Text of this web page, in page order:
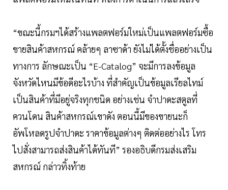
“ขณะนี้กรมฯได้สร้างแพลตฟอร์มใหม่เป็นแพลตฟอร์มซื้อ
ขายสินค้าสหกรณ์ คล้ายๆ ลาซาด้า ยังไม่ได้ตั้งชื่ออย่างเป็น
ทางการ ลักษณะเป็น “E-Catalog” จะมีการลงข้อมูล
จังหวัดไหนมีข้อดีอะไรบ้าง ที่สำคัญเป็นข้อมูลเรียลไทม์
เป็นสินค้าที่มีอยู่จริงทุกชนิด อย่างเช่น จำปาดะสตูลที่
ควนโดน สินค้าสหกรณ์เขาดัง ตอนนี้มีของขายนะก็
อัพโหลดรูปจำปาดะ ราคาข้อมูลต่างๆ ติดต่ออย่างไร โทร
ไปสั่งสามารถส่งสินค้าได้ทันที” รองอธิบดีกรมส่งเสริม
สหกรณ์ กล่าวทิ้งท้าย